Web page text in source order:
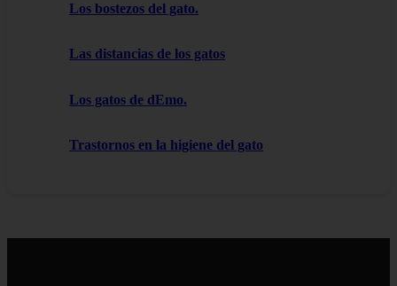
Los bostezos del gato.
Las distancias de los gatos
Los gatos de dEmo.
Trastornos en la higiene del gato